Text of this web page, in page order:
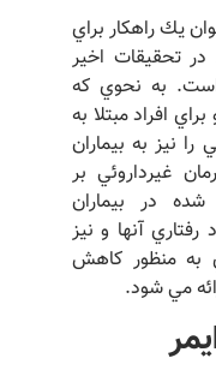
يك راهكار براي
تحقيقات اخير
به نحوي كه
افراد مبتلا به
نيز به بيماران
غيرداروئي بر
در بيماران
آنها و نيز
به منظور كاهش
مي شود.